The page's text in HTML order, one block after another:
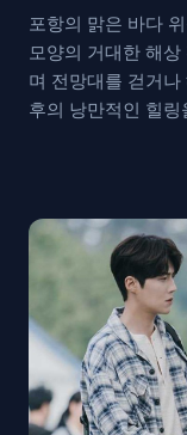
포항의 맑은 바다
모양의 거대한 해
며 전망대를 걷거
후의 낭만적인 힐